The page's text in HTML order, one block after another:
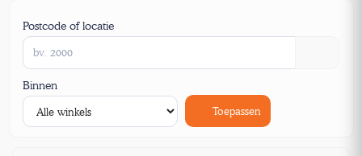
Postcode of locatie
Binnen
Toepassen